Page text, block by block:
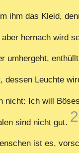
ihm das Kleid,
hernach wird
umhergeht,
dessen Leuchte
nicht: Ich will
sind nicht gut.
ist es,